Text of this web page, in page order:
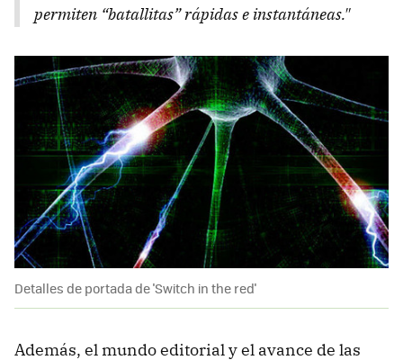
permiten “batallitas” rápidas e instantáneas."
Detalles de portada de 'Switch in the red'
Además, el mundo editorial y el avance de las